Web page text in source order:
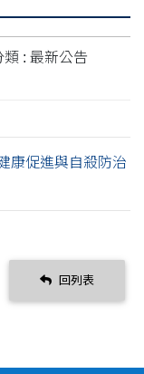
類 : 最新公告
康促進與自殺防治
回列表